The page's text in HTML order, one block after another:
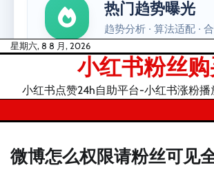
Skip星期六, 8 8 月, 2026
小红书粉丝
小红书点赞24h自助平台-小红书涨粉播
微博怎么权限请粉丝可见